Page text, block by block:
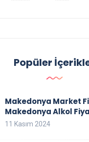
Popüler
Makedonya Market
Makedonya Alkol
11 Kasım 2024